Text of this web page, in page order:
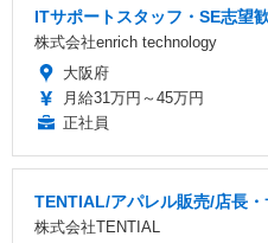
ITサポートスタッフ・SE志望
株式会社enrich technology
大阪府
月給31万円～45万円
正社員
TENTIAL/アパレル販売/店長
株式会社TENTIAL